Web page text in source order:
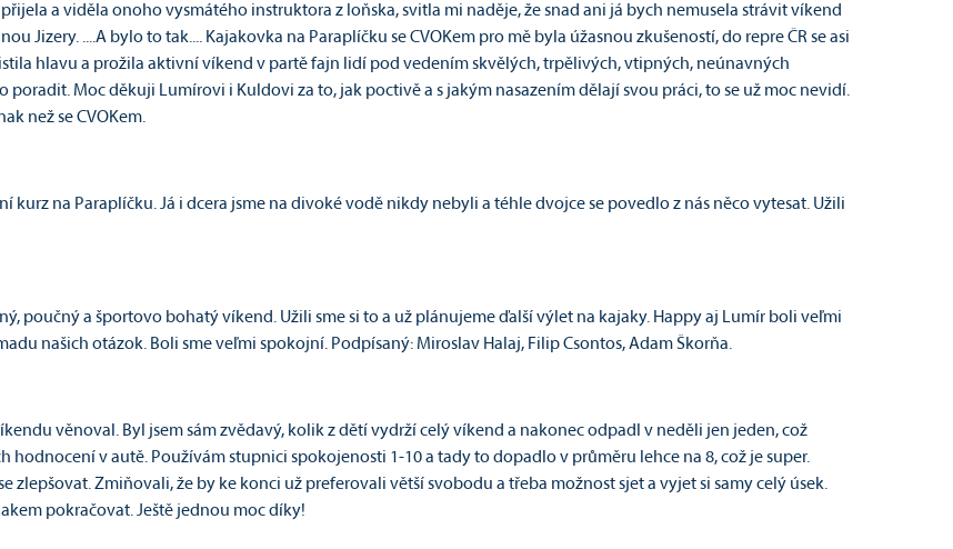
a viděla onoho vysmátého instruktora z loňska, svitla mi naděje, že snad ani já bych nemusela strávit víkend
Jizery. ....A bylo to tak.... Kajakovka na Paraplíčku se CVOKem pro mě byla úžasnou zkušeností, do repre ČR se asi
hlavu a prožila aktivní víkend v partě fajn lidí pod vedením skvělých, trpělivých, vtipných, neúnavných
Moc děkuji Lumírovi i Kuldovi za to, jak poctivě a s jakým nasazením dělají svou práci, to se už moc nevidí.
než se CVOKem.
na Paraplíčku. Já i dcera jsme na divoké vodě nikdy nebyli a téhle dvojce se povedlo z nás něco vytesat. Užili
poučný a športovo bohatý víkend. Užili sme si to a už plánujeme ďalší výlet na kajaky. Happy aj Lumír boli veľmi
našich otázok. Boli sme veľmi spokojní. Podpísaný: Miroslav Halaj, Filip Csontos, Adam Škorňa.
věnoval. Byl jsem sám zvědavý, kolik z dětí vydrží celý víkend a nakonec odpadl v neděli jen jeden, což
hodnocení v autě. Používám stupnici spokojenosti 1-10 a tady to dopadlo v průměru lehce na 8, což je super.
zlepšovat. Zmiňovali, že by ke konci už preferovali větší svobodu a třeba možnost sjet a vyjet si samy celý úsek.
pokračovat. Ještě jednou moc díky!